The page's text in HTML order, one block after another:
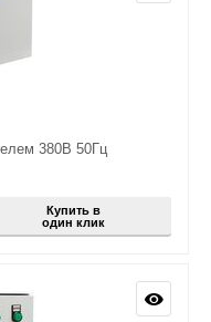
380В 50Гц
Купить в
один клик